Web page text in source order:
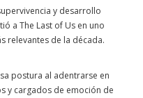
y desarrollo
a The Last of Us en uno
relevantes de la década.
postura al adentrarse en
y cargados de emoción de